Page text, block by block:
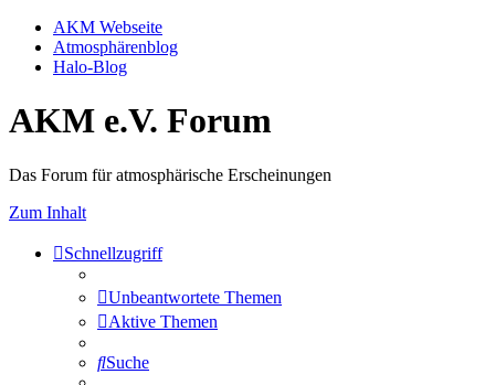
AKM Webseite
Atmosphärenblog
Halo-Blog
AKM e.V. Forum
Das Forum für atmosphärische Erscheinungen
Zum Inhalt
Schnellzugriff
Unbeantwortete Themen
Aktive Themen
Suche